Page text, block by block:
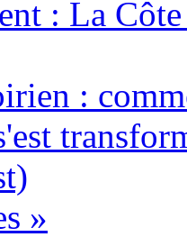
: La
:
»